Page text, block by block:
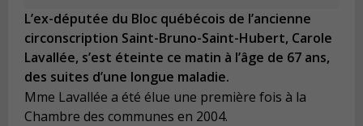
L’ex-députée du Bloc québécois de l’ancienne
circonscription Saint-Bruno-Saint-Hubert, Carole
Lavallée, s’est éteinte ce matin à l’âge de 67 ans,
des suites d’une longue maladie.
Mme Lavallée a été élue une première fois à la
Chambre des communes en 2004.